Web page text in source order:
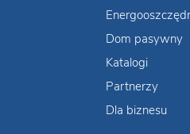
Dom pasywny
Katalogi
Partnerzy
Dla biznesu